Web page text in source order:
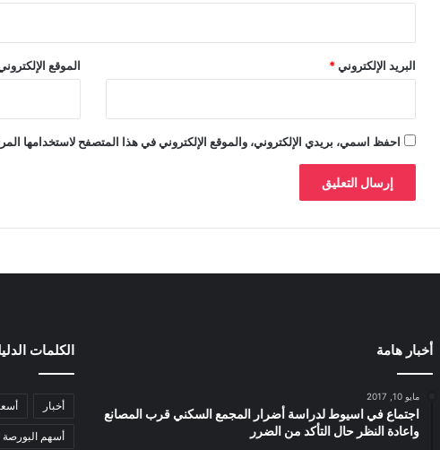
البريد الإلكتروني* الموقع
احفظ اسمي، بريدي الإلكتروني، والموقع الإلكتروني في هذا المتصفح لاستخدامها
أخبار هامة
مايو 10, 2017
اجتماع في اسيوط لدراسة أضرار المجمع السكني قرب المصانع
واعادة النظر حال التأكد من الضرر
الكلمات
أخبار
أسهم البورصة